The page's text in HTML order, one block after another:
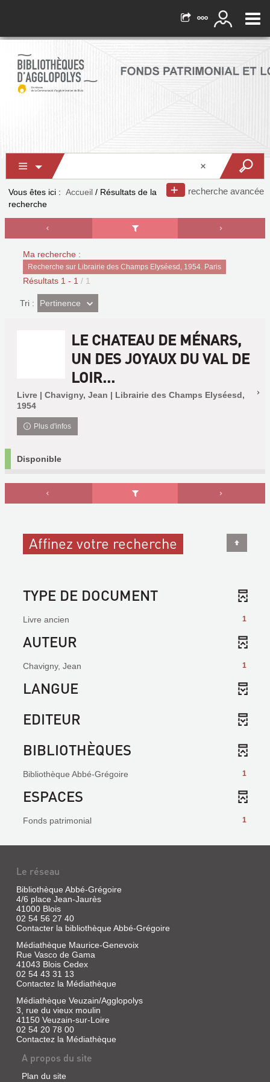
recherche avancée
Vous êtes ici : Accueil / Résultats de la
recherche
Ma recherche :
Recherche sur Librairie des Champs Elyséesd, 1954. Paris
Résultats 1 - 1 / 1
Tri : (Effet
imédiat)
Pertinence
LE CHATEAU DE MÉNARS,
UN DES JOYAUX DU VAL DE
LOIR...
Livre | Chavigny, Jean | Librairie des Champs Elyséesd,
1954
Plus d'infos
Disponible
Affinez votre recherche
TYPE DE DOCUMENT
1
Livre ancien
AUTEUR
1
Chavigny, Jean
LANGUE
EDITEUR
BIBLIOTHÈQUES
1
Bibliothèque Abbé-Grégoire
ESPACES
1
Fonds patrimonial
Le réseau
Bibliothèque Abbé-Grégoire
4/6 place Jean-Jaurès
41000 Blois
02 54 56 27 40
Contacter la bibliothèque Abbé-Grégoire
Médiathèque Maurice-Genevoix
Rue Vasco de Gama
41043 Blois Cedex
02 54 43 31 13
Contactez la Médiathèque
Médiathèque Veuzain/Agglopolys
3, rue du vieux moulin
41150 Veuzain-sur-Loire
02 54 20 78 00
Contactez la Médiathèque
A propos du site
Plan du site